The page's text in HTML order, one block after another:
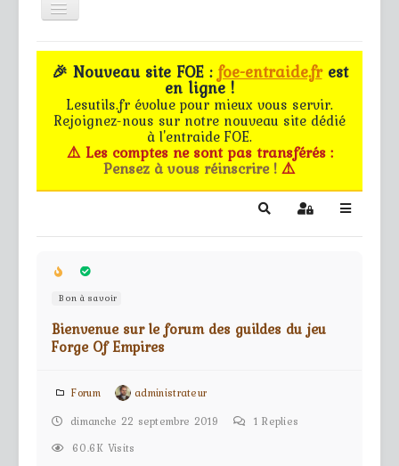
Toggle
Navigation
≡
Accueil
Le forum
Les G.M.s
Partie privée
Règles
Contact
🎉 Nouveau site FOE :foe-entraide.frest
en ligne !
Lesutils.fr évolue pour mieux vous servir.
Rejoignez-nous sur notre nouveau site dédié
à l'entraide FOE.
⚠️ Les comptes ne sont pas transférés :
Pensez à vous réinscrire !⚠️
SearchSign In
Bon à savoir
Bienvenue sur le forum des guildes du jeu
Forge Of Empires
Forum
administrateur
dimanche 22 septembre 2019
1 Replies
60.6K Visits